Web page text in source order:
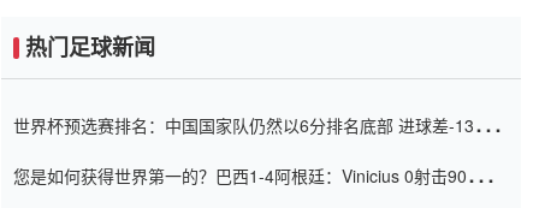
热门足球新闻
世界杯预选赛排名：中国国家队仍然以6分排名底部 进球差-13令人
您是如何获得世界第一的？巴西1-4阿根廷：Vinicius 0射击90分钟